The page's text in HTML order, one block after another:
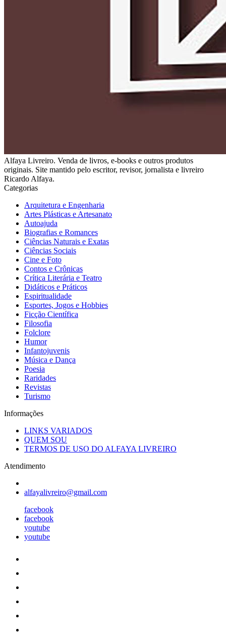
Alfaya Livreiro. Venda de livros, e-books e outros produtos
originais. Site mantido pelo escritor, revisor, jornalista e livreiro
Ricardo Alfaya.
Categorias
Arquitetura e Engenharia
Artes Plásticas e Artesanato
Autoajuda
Biografias e Romances
Ciências Naturais e Exatas
Ciências Sociais
Cine e Foto
Contos e Crônicas
Crítica Literária e Teatro
Didáticos e Práticos
Espiritualidade
Esportes, Jogos e Hobbies
Ficção Científica
Filosofia
Folclore
Humor
Infantojuvenis
Música e Dança
Poesia
Raridades
Revistas
Turismo
Informações
LINKS VARIADOS
QUEM SOU
TERMOS DE USO DO ALFAYA LIVREIRO
Atendimento
alfayalivreiro@gmail.com
facebook
facebook
youtube
youtube